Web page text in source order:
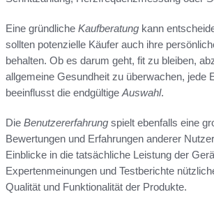
Eine gründliche Kaufberatung kann
sollten potenzielle Käufer auch ihre
behalten. Ob es darum geht, fit zu bleiben,
allgemeine Gesundheit zu überwachen, jede
beeinflusst die endgültige Auswahl.
Die Benutzererfahrung spielt ebenfalls eine
Bewertungen und Erfahrungen anderer
Einblicke in die tatsächliche Leistung der
Expertenmeinungen und Testberichte
Qualität und Funktionalität der Produkte.